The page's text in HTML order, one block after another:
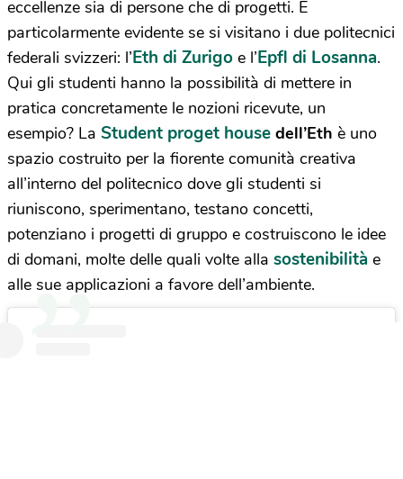
eccellenze sia di persone che di progetti. È
particolarmente evidente se si visitano i due politecnici
federali svizzeri: l’Eth di Zurigo e l’Epfl di Losanna.
Qui gli studenti hanno la possibilità di mettere in
pratica concretamente le nozioni ricevute, un
esempio? La Student proget house dell’Eth è uno
spazio costruito per la fiorente comunità creativa
all’interno del politecnico dove gli studenti si
riuniscono, sperimentano, testano concetti,
potenziano i progetti di gruppo e costruiscono le idee
di domani, molte delle quali volte alla sostenibilità e
alle sue applicazioni a favore dell’ambiente.